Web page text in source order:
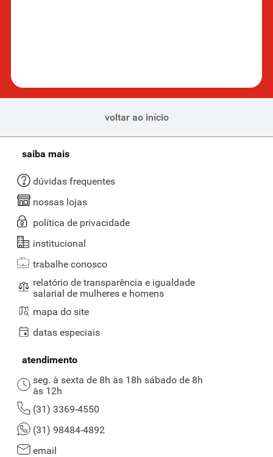
voltar ao início
saiba mais
dúvidas frequentes
nossas lojas
política de privacidade
institucional
trabalhe conosco
relatório de transparência e igualdade
salarial de mulheres e homens
mapa do site
datas especiais
atendimento
seg. à sexta de 8h às 18h sábado de 8h
às 12h
(31) 3369-4550
(31) 98484-4892
email